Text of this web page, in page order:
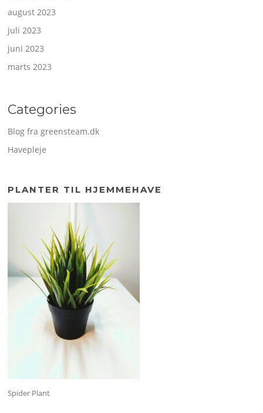
august 2023
juli 2023
juni 2023
marts 2023
Categories
Blog fra greensteam.dk
Havepleje
PLANTER TIL HJEMMEHAVE
Spider Plant